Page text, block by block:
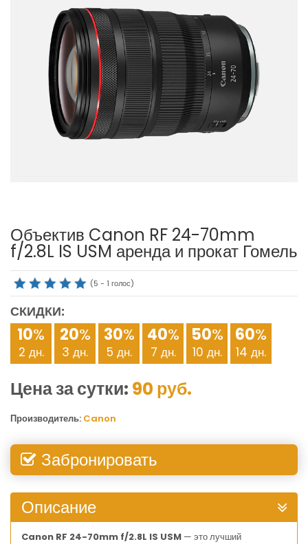
Объектив Canon RF 24-70mm
f/2.8L IS USM аренда и прокат Гомель
(5 - 1 голос)
СКИДКИ:
10%
2 дн.
20%
3 дн.
30%
5 дн.
40%
7 дн.
50%
10 дн.
60%
14 дн.
Цена за сутки: 90 руб.
Производитель: Canon
Забронировать
Описание
Canon RF 24-70mm f/2.8L IS USM — это лучший